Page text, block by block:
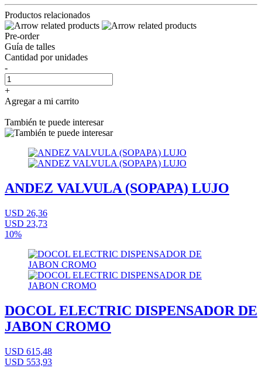
Productos relacionados
Pre-order
Guía de talles
Cantidad por unidades
-
+
Agregar a mi carrito
También te puede interesar
ANDEZ VALVULA (SOPAPA) LUJO
USD 26,36
USD 23,73
10%
DOCOL ELECTRIC DISPENSADOR DE
JABON CROMO
USD 615,48
USD 553,93